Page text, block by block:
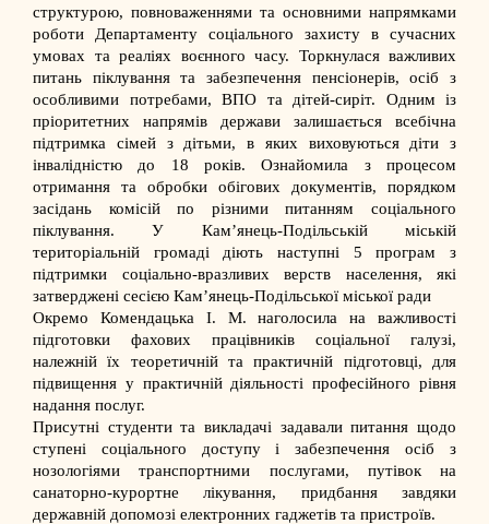
структурою, повноваженнями та основними напрямками
роботи Департаменту соціального захисту в сучасних
умовах та реаліях воєнного часу. Торкнулася важливих
питань піклування та забезпечення пенсіонерів, осіб з
особливими потребами, ВПО та дітей-сиріт. Одним із
пріоритетних напрямів держави залишається всебічна
підтримка сімей з дітьми, в яких виховуються діти з
інвалідністю до 18 років. Ознайомила з процесом
отримання та обробки обігових документів, порядком
засідань комісій по різними питанням соціального
піклування. У Кам’янець-Подільській міській
територіальній громаді діють наступні 5 програм з
підтримки соціально-вразливих верств населення, які
затверджені сесією Кам’янець-Подільської міської ради
Окремо Комендацька І. М. наголосила на важливості
підготовки фахових працівників соціальної галузі,
належній їх теоретичній та практичній підготовці, для
підвищення у практичній діяльності професійного рівня
надання послуг.
Присутні студенти та викладачі задавали питання щодо
ступені соціального доступу і забезпечення осіб з
нозологіями транспортними послугами, путівок на
санаторно-курортне лікування, придбання завдяки
державній допомозі електронних гаджетів та пристроїв.